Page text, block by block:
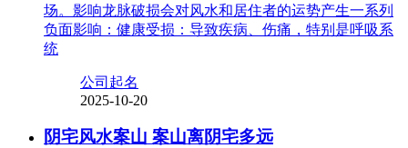
场。影响龙脉破损会对风水和居住者的运势产生一系列
负面影响：健康受损：导致疾病、伤痛，特别是呼吸系
统
公司起名
2025-10-20
阴宅风水案山 案山离阴宅多远